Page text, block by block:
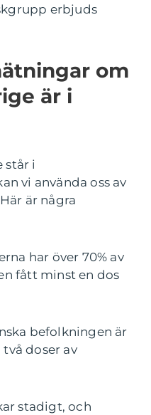
erbjuds
om
är i
står i
vi använda oss av
är några
har över 70% av
fått minst en dos
befolkningen är
doser av
stadigt, och